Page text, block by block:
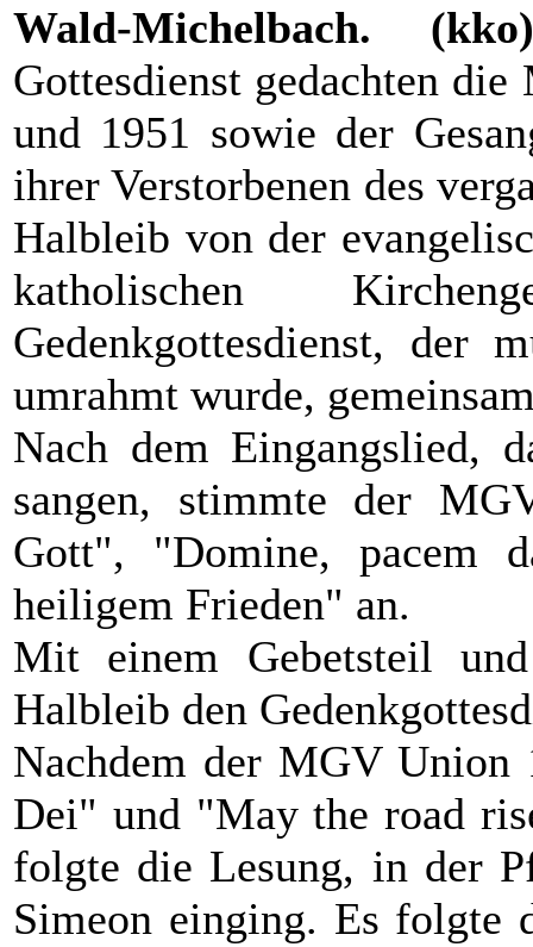
Wald-Michelbach.
Gottesdienst gedachten
und 1951 sowie der
ihrer Verstorbenen des
Halbleib von der
katholischen
Gedenkgottesdienst, der
umrahmt wurde,
Nach dem Eingangslied,
sangen, stimmte der
Gott", "Domine, pacem
heiligem Frieden" an.
Mit einem Gebetsteil
Halbleib den
Nachdem der MGV Union
Dei" und "May the road
folgte die Lesung, in der
Simeon einging. Es folgte